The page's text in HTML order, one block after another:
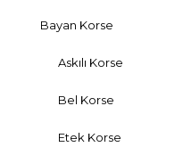
Bayan Korse
Askılı Korse
Bel Korse
Etek Korse